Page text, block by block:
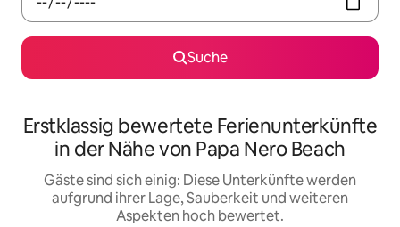
Suche
Erstklassig bewertete Ferienunterkünfte
in der Nähe von Papa Nero Beach
Gäste sind sich einig: Diese Unterkünfte werden
aufgrund ihrer Lage, Sauberkeit und weiteren
Aspekten hoch bewertet.